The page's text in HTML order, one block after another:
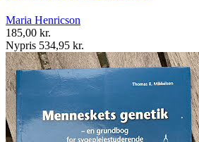
Maria Henricson
185,00 kr.
Nypris 534,95 kr.